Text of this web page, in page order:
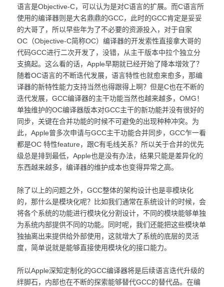
语言是Objective-C，可以认为是对C语言的扩展。而C语言所
使用的编译器则是大名鼎鼎的GCC，此时的GCC肯定是妥妥
的大哥了，所以早些年为了不必要的资源投入，对于自家
OC（Objective-C简称OC）编译器的开发索性直接拿大哥的
代码GCC进行二次开发了，没错，从主干版本中拉个独立分
支搞起。这么看的话，Apple早期就已经开始了降本增效了？
随着OC语言的不断迭代发展，语言特性也就愈来愈多，那编
译器的新特性能力支持当然也得跟得上啊？但是C也在不断的
迭代发展，GCC编译器的主干功能当然也越来越多，OMG！
单独维护的OC编译器版本对GCC主干的新功能并没有很好的
同步，关键在合并功能的时候不可避免的出现种种冲突。为
此，Apple曾多次申请与GCC主干功能合并同步，GCC乍一看
都是OC 特性feature，跟C有毛线关系？所以关于合并的优先
级总是排到最低，Apple也是没有办法，结果只能是差异化的
东西越来越多，编译器的维护成本也变得异常之高。
除了以上的问题之外，GCC整体的架构设计也是非模块化
的，那什么是模块化呢？比如我们通常在系统设计的时候，会
将各个系统的功能进行模块化分割设计，不同的模块能够单独
为系统内部提供不同的功能。同时呢，我们还能把这些模块单
独抽离出来提供给外部使用，这就增大了系统的底层的灵活
度，简单说就是能够直接使用模块化的接口能力。
所以Apple深知定制化的GCC编译器将是后续语言迭代升级的
绊脚石，内部也在不断的探索能够替代GCC的替代品。在编